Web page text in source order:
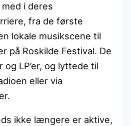
i deres
fra de første
lokale musikscene til
på Roskilde Festival. De
og LP’er, og lyttede til
eller via
ikke længere er aktive,